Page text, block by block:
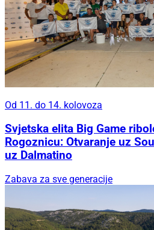
Od 11. do 14. kolovoza
Svjetska elita Big Game
Rogoznicu: Otvaranje uz
uz Dalmatino
Zabava za sve generacije